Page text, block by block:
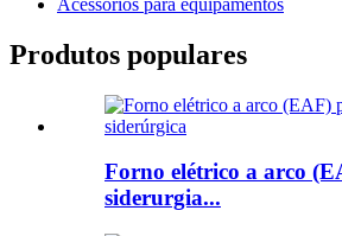
Produtos populares
Forno elétrico a arco
siderurgia...